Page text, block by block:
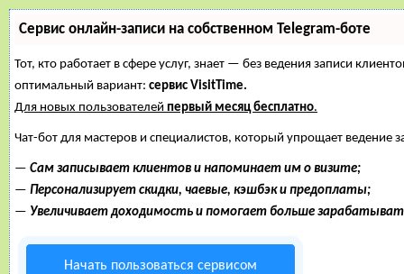
Сервис онлайн-записи на собственном Telegram-боте
Тот, кто работает в сфере услуг, знает — без ведения записи
оптимальный вариант: сервис VisitTime.
Для новых пользователей первый месяц бесплатно.
Чат-бот для мастеров и специалистов, который упрощает ведение
— Сам записывает клиентов и напоминает им о визите;
— Персонализирует скидки, чаевые, кэшбэк и предоплаты;
— Увеличивает доходимость и помогает больше
Начать пользоваться сервисом